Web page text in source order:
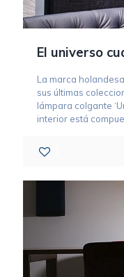
El universo
La marca
sus últimas
lámpara colgante
interior está